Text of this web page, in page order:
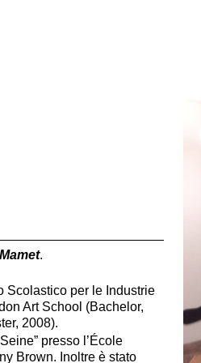
.
Scolastico per le Industrie
Art School (Bachelor,
2008).
presso l’École
Brown. Inoltre è stato